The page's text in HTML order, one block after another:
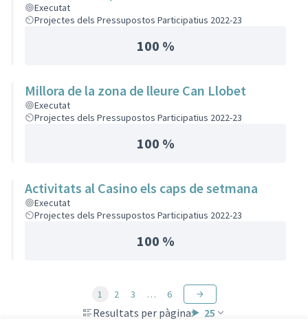
Executat
Projectes dels Pressupostos Participatius 2022-23
100 %
Millora de la zona de lleure Can Llobet
Executat
Projectes dels Pressupostos Participatius 2022-23
100 %
Activitats al Casino els caps de setmana
Executat
Projectes dels Pressupostos Participatius 2022-23
100 %
Resultats per pàgina: 25
1 2 3 … 6